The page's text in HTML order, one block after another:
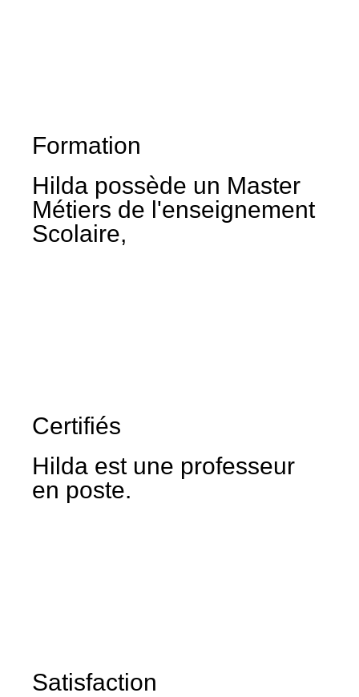
Formation
Hilda possède un Master
Métiers de l'enseignement
Scolaire,
Certifiés
Hilda est une professeur
en poste.
Satisfaction